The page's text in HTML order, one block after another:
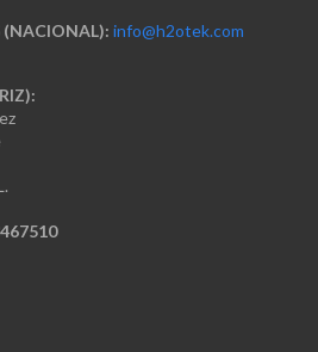
(NACIONAL): info@h2otek.com